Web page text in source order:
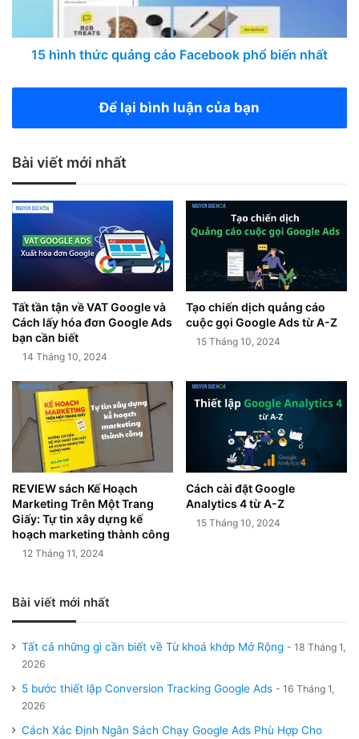
15 hình thức quảng cáo Facebook phổ biến nhất
Để lại bình luận của bạn
Bài viết mới nhất
Tất tần tận về VAT Google và
Cách lấy hóa đơn Google Ads
bạn cần biết
14 Tháng 10, 2024
Tạo chiến dịch quảng cáo
cuộc gọi Google Ads từ A-Z
15 Tháng 10, 2024
REVIEW sách Kế Hoạch
Marketing Trên Một Trang
Giấy: Tự tin xây dựng kế
hoạch marketing thành công
12 Tháng 11, 2024
Cách cài đặt Google
Analytics 4 từ A-Z
15 Tháng 10, 2024
Bài viết mới nhất
Tất cả những gì cần biết về Từ khoá khớp Mở Rộng
18 Tháng 1,
2026
5 bước thiết lập Conversion Tracking Google Ads
16 Tháng 1,
2026
Cách Xác Định Ngân Sách Chạy Google Ads Phù Hợp Cho